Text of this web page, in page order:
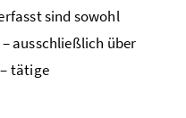
sind sowohl
ausschließlich über
tätige